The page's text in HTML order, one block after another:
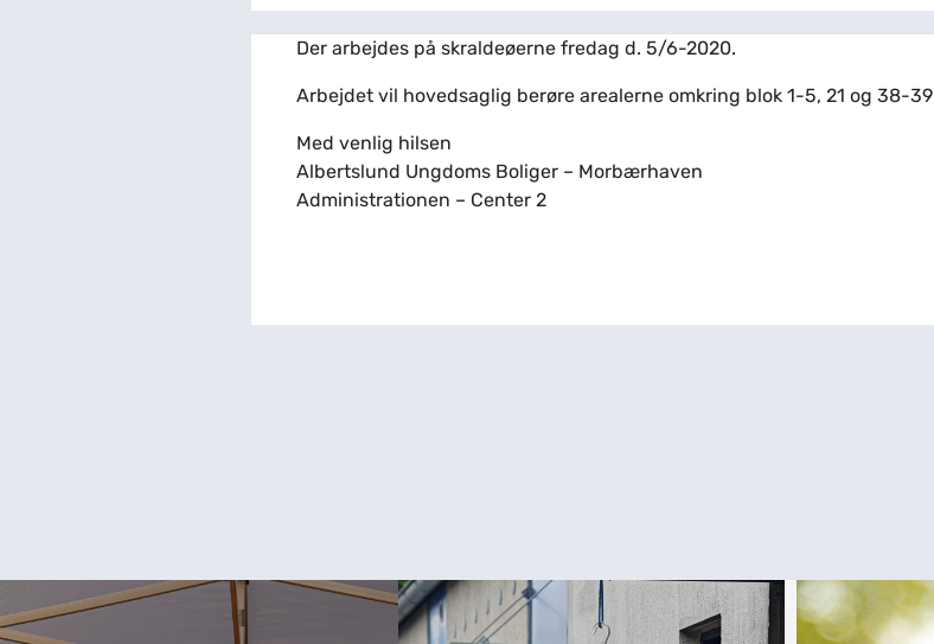
Der arbejdes på skraldeøerne fredag d. 5/6-2020.
Arbejdet vil hovedsaglig berøre arealerne omkring blok 1-5, 21 og 38-39
Med venlig hilsen
Albertslund Ungdoms Boliger – Morbærhaven
Administrationen – Center 2